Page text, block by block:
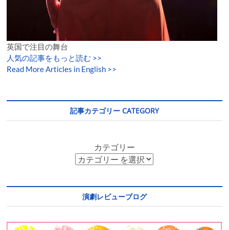
英国で注目の舞台
人気の記事をもっと読む >>
Read More Articles in English >>
記事カテゴリー CATEGORY
カテゴリー
演劇レビューブログ